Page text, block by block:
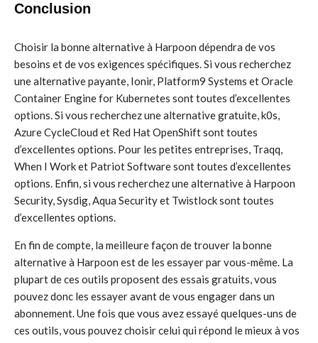
Conclusion
Choisir la bonne alternative à Harpoon dépendra de vos
besoins et de vos exigences spécifiques. Si vous recherchez
une alternative payante, Ionir, Platform9 Systems et Oracle
Container Engine for Kubernetes sont toutes d’excellentes
options. Si vous recherchez une alternative gratuite, k0s,
Azure CycleCloud et Red Hat OpenShift sont toutes
d’excellentes options. Pour les petites entreprises, Traqq,
When I Work et Patriot Software sont toutes d’excellentes
options. Enfin, si vous recherchez une alternative à Harpoon
Security, Sysdig, Aqua Security et Twistlock sont toutes
d’excellentes options.
En fin de compte, la meilleure façon de trouver la bonne
alternative à Harpoon est de les essayer par vous-même. La
plupart de ces outils proposent des essais gratuits, vous
pouvez donc les essayer avant de vous engager dans un
abonnement. Une fois que vous avez essayé quelques-uns de
ces outils, vous pouvez choisir celui qui répond le mieux à vos